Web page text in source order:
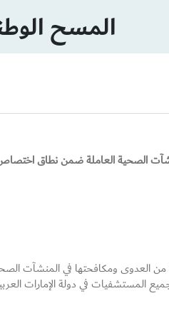
المسح
الصحية العاملة ضمن نطاق
من العدوى ومكافحتها في المنشآت